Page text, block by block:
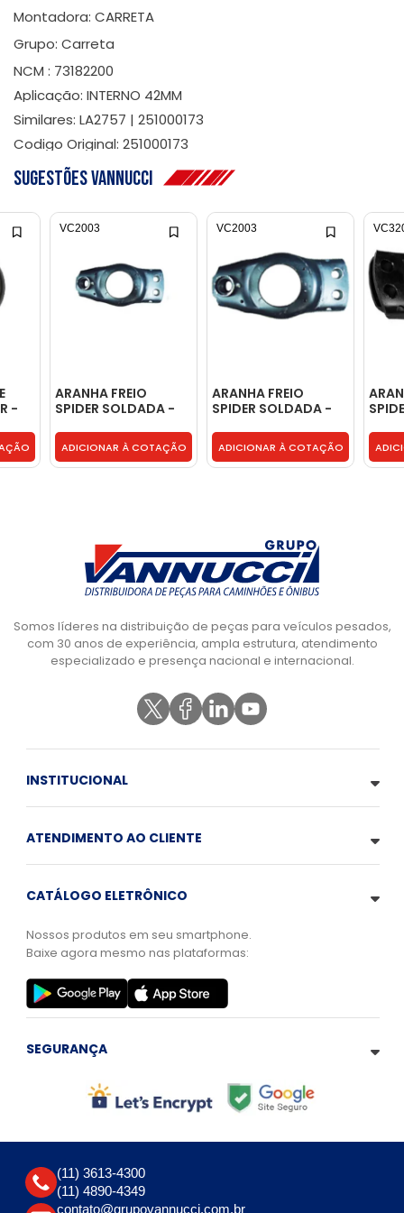
Montadora: CARRETA
Grupo: Carreta
NCM : 73182200
Aplicação: INTERNO 42MM
Similares: LA2757 | 251000173
Codigo Original: 251000173
Sugestões Vannucci
-
ARANHA FREIO
SPIDER SOLDADA -
ADICIONAR À COTAÇÃO
VC2003
ARANHA FREIO
SPIDER SOLDADA -
ADICIONAR À COTAÇÃO
VC2003
Somos líderes na distribuição de peças para veículos pesados,
com 30 anos de experiência, ampla estrutura, atendimento
especializado e presença nacional e internacional.
INSTITUCIONAL
ATENDIMENTO AO CLIENTE
CATÁLOGO ELETRÔNICO
Nossos produtos em seu smartphone.
Baixe agora mesmo nas plataformas:
SEGURANÇA
(11) 3613-4300
(11) 4890-4349
contato@grupovannucci.com.br